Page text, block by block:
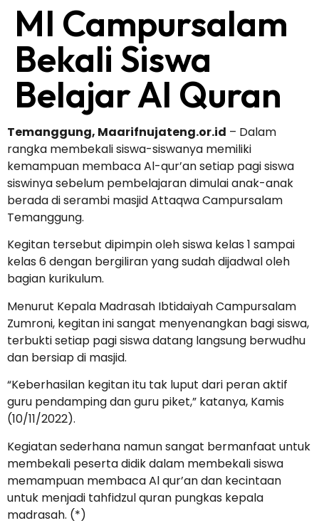
MI Campursalam
Bekali Siswa
Belajar Al Quran
Temanggung, Maarifnujateng.or.id – Dalam
rangka membekali siswa-siswanya memiliki
kemampuan membaca Al-qur’an setiap pagi siswa
siswinya sebelum pembelajaran dimulai anak-anak
berada di serambi masjid Attaqwa Campursalam
Temanggung.
Kegitan tersebut dipimpin oleh siswa kelas 1 sampai
kelas 6 dengan bergiliran yang sudah dijadwal oleh
bagian kurikulum.
Menurut Kepala Madrasah Ibtidaiyah Campursalam
Zumroni, kegitan ini sangat menyenangkan bagi siswa,
terbukti setiap pagi siswa datang langsung berwudhu
dan bersiap di masjid.
“Keberhasilan kegitan itu tak luput dari peran aktif
guru pendamping dan guru piket,” katanya, Kamis
(10/11/2022).
Kegiatan sederhana namun sangat bermanfaat untuk
membekali peserta didik dalam membekali siswa
memampuan membaca Al qur’an dan kecintaan
untuk menjadi tahfidzul quran pungkas kepala
madrasah. (*)